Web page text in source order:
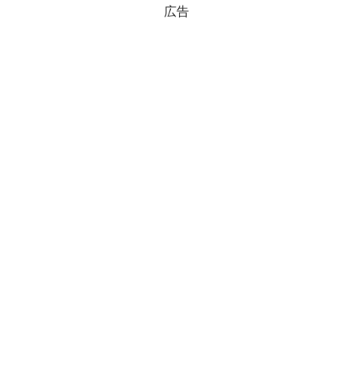
韓国鉄鋼最大手『POSCO』ズブズブ沈む。
広告